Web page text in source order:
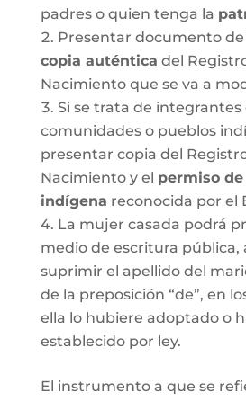
padres o quien tenga la
Presentar documento
copia auténtica del
Nacimiento que se va a
Si se trata de integrantes
comunidades o pueblos
presentar copia del
Nacimiento y el permiso
indígena reconocida por el
La mujer casada podrá
medio de escritura pública,
suprimir el apellido del
de la preposición “de”, en
ella lo hubiere adoptado o
establecido por ley.
El instrumento a que se